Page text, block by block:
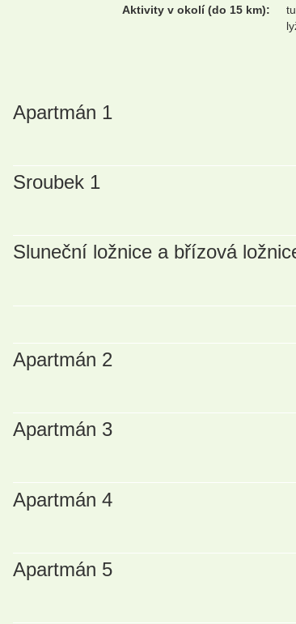
Aktivity v okolí (do 15 km):
Apartmán 1
Sroubek 1
Sluneční ložnice a břízová
Apartmán 2
Apartmán 3
Apartmán 4
Apartmán 5